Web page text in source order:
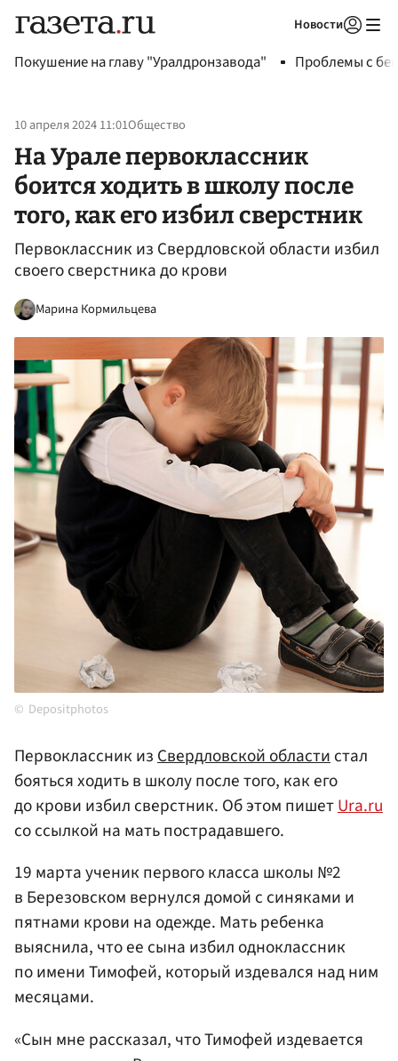
Новости
Покушение на главу "Уралдронзавода" Проблемы с
10 апреля 2024 11:01Общество
На Урале первоклассник
боится ходить в школу после
того, как его избил сверстник
Первоклассник из Свердловской области избил
своего сверстника до крови
Марина Кормильцева
Depositphotos
Первоклассник изСвердловской областистал
бояться ходить в школу после того, как его
до крови избил сверстник. Об этом пишетUra.ru
со ссылкой на мать пострадавшего.
19 марта ученик первого класса школы №2
в Березовском вернулся домой с синяками и
пятнами крови на одежде. Мать ребенка
выяснила, что ее сына избил одноклассник
по имени Тимофей, который издевался над ним
месяцами.
«Сын мне рассказал, что Тимофей издевается